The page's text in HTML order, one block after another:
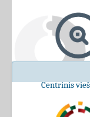
Centrinis